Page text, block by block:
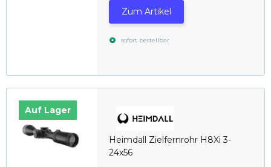
Zum Artikel
sofort bestellbar
Auf Lager
Heimdall Zielfernrohr H8Xi 3-
24x56